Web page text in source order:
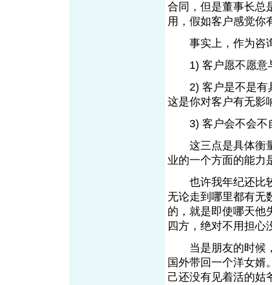
合同，但是董事长总
用，假如客户感觉你
事实上，作为咨询
1) 客户愿不愿意
2) 客户是不是有具
这是你对客户有无影
3) 客户会不会不自
这三点是具体衡量
业的一个方面的能力
也许我年纪还比较
无论走到哪里都有无
的，就是即使哪天他
四方，绝对不用担心
当是朋友的时候，
国外带回一个洋女婿
己还没有见着活的姑